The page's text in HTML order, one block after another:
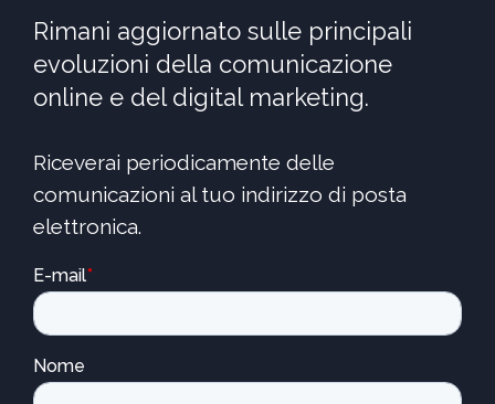
Rimani aggiornato sulle principali
evoluzioni della comunicazione
online e del digital marketing.
Riceverai periodicamente delle
comunicazioni al tuo indirizzo di posta
elettronica.